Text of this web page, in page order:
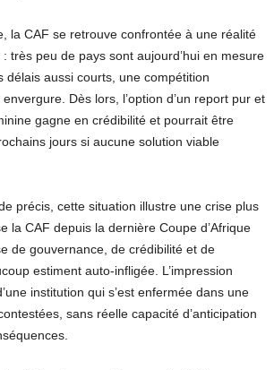
la CAF se retrouve confrontée à une réalité
très peu de pays sont aujourd’hui en mesure
délais aussi courts, une compétition
Dès lors, l’option d’un report pur et
gagne en crédibilité et pourrait être
jours si aucune solution viable
précis, cette situation illustre une crise plus
la CAF depuis la dernière Coupe d’Afrique
de gouvernance, de crédibilité et de
estiment auto-infligée. L’impression
institution qui s’est enfermée dans une
sans réelle capacité d’anticipation